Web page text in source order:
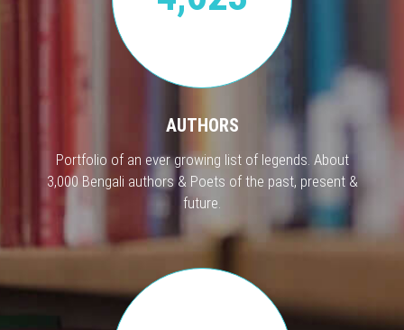
AUTHORS
Portfolio of an ever growing list of legends. About
3,000 Bengali authors & Poets of the past, present &
future.